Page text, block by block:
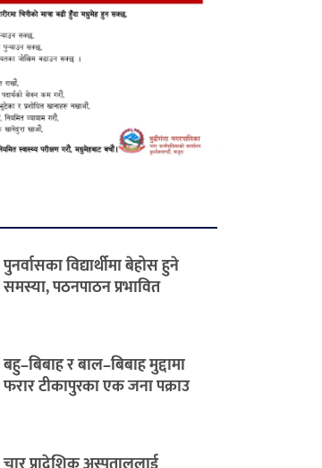
पुनर्वासका विद्यार्थीमा बेहोस हुने
समस्या, पठनपाठन प्रभावित
बहु–बिबाह र बाल–बिबाह मुद्दामा
फरार टीकापुरका एक जना पक्राउ